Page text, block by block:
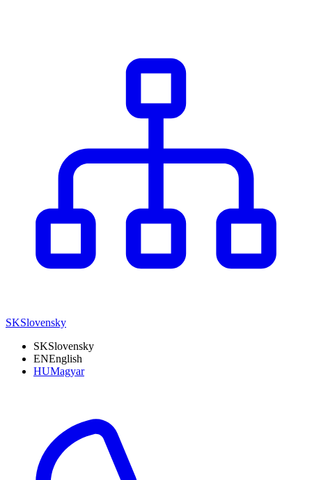
SKSlovensky
SKSlovensky
ENEnglish
HUMagyar